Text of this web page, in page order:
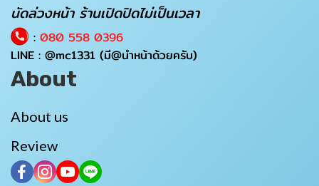
นัดล่วงหน้า ร้านเปิดปิดไม่เป็นเวลา
: 080 558 0396
LINE : @mc1331 (มี@นำหน้าด้วยครับ)
About
About us
Review